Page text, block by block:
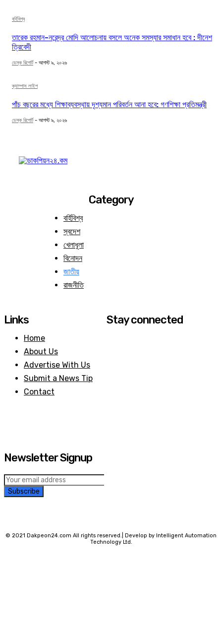
বর্হিবিশ্ব
তারেক রহমান-নরেন্দ্র মোদি আলোচনায় বসলে অনেক সমস্যার সমাধান হবে : দীনেশ
ত্রিবেদী
ডেস্ক রিপোর্ট - আগস্ট ৯, ২০২৬
ক্যাম্পাস লাইপ
পাঁচ বছরের মধ্যে শিক্ষাব্যবস্থায় দৃশ্যমান পরিবর্তন আনা হবে: গণশিক্ষা প্রতিমন্ত্রী
ডেস্ক রিপোর্ট - আগস্ট ৯, ২০২৬
Category
বর্হিবিশ্ব
স্বদেশ
খেলাধূলা
বিনোদন
জাতীয়
রাজনীতি
Links
Home
About Us
Advertise With Us
Submit a News Tip
Contact
Stay connected
Newsletter Signup
Subscribe
© 2021 Dakpeon24.com All rights reserved.| Develop by Intelligent Automation
Technology Ltd.